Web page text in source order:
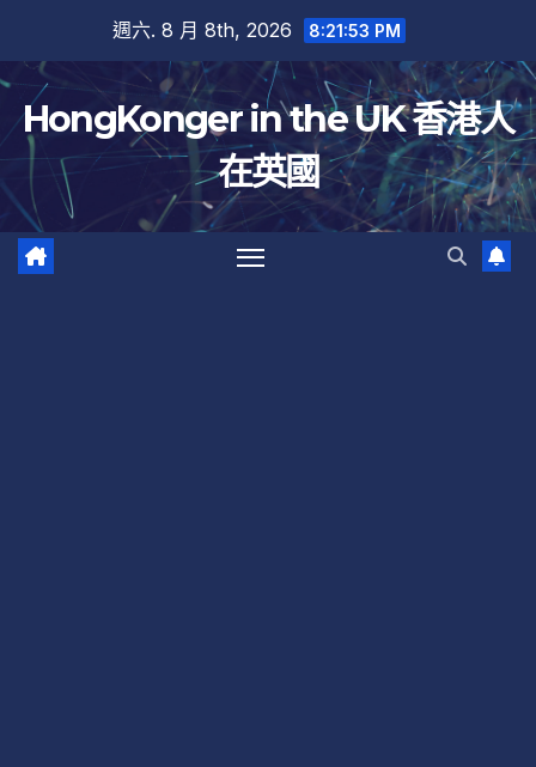
內
容
週六. 8 月 8th, 2026 8:21:54 PM
HongKonger in the UK 香港人
在英國